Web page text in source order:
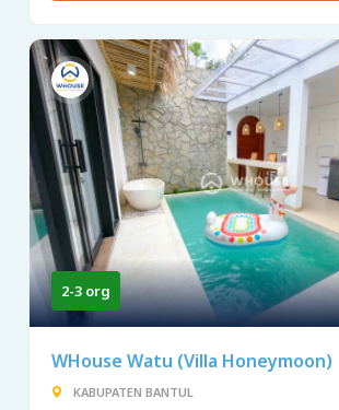
2-3 org
WHouse Watu (Villa Honeymoon)
KABUPATEN BANTUL